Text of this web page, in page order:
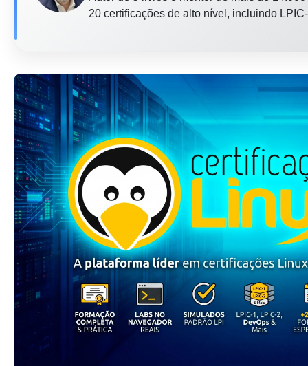
20 certificações de alto nível, incluindo